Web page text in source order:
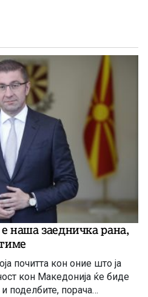
наша заедничка рана,
почитта кон оние што ја
кон Македонија ќе биде
поделбите, порача